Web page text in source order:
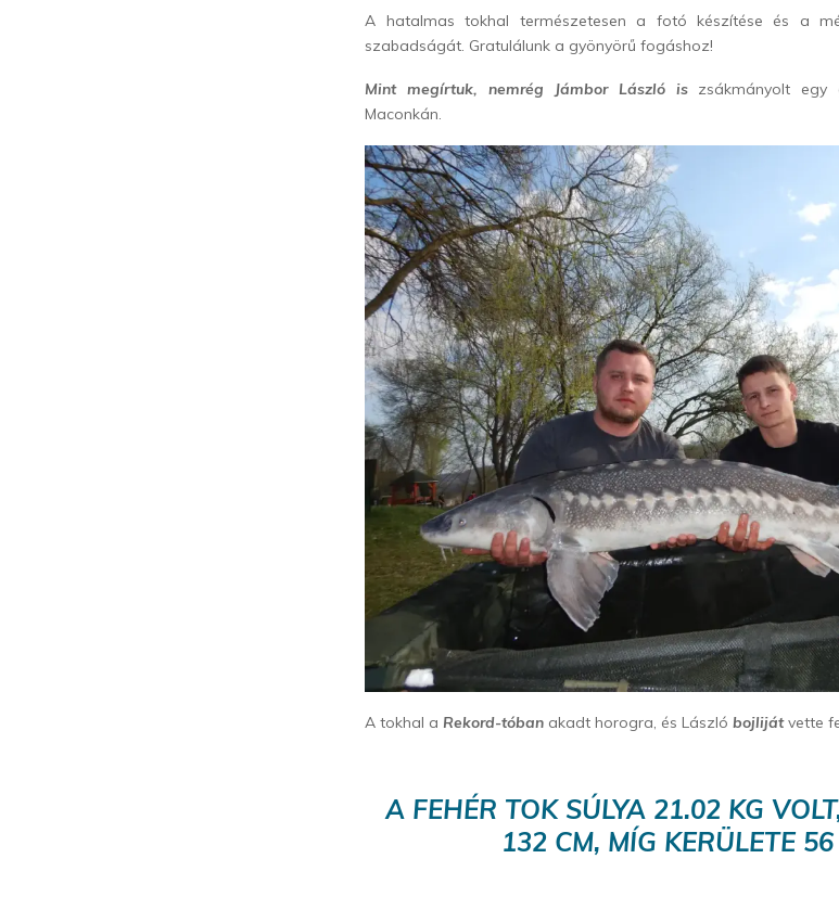
A hatalmas tokhal természetesen a fotó készítése és a
szabadságát. Gratulálunk a gyönyörű fogáshoz!
Mint megírtuk, nemrég Jámbor László is zsákmányolt egy
Maconkán.
A tokhal a Rekord-tóban akadt horogra, és Lászlóbojlijátvette
A FEHÉR TOK SÚLYA 21.02 KG
132 CM, MÍG KERÜLETE